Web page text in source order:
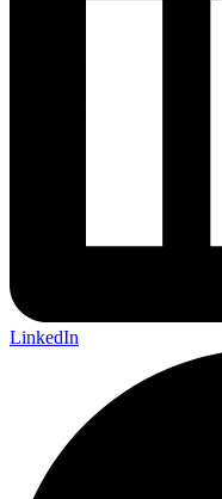
LinkedIn